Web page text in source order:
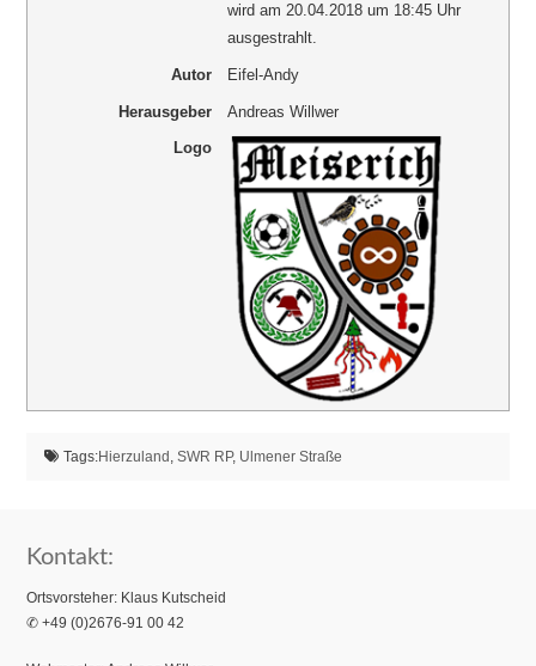
wird am 20.04.2018 um 18:45 Uhr
ausgestrahlt.
Autor Eifel-Andy
Herausgeber Andreas Willwer
Logo
Tags:Hierzuland , SWR RP, Ulmener Straße
Kontakt:
Ortsvorsteher: Klaus Kutscheid
✆ +49 (0)2676-91 00 42